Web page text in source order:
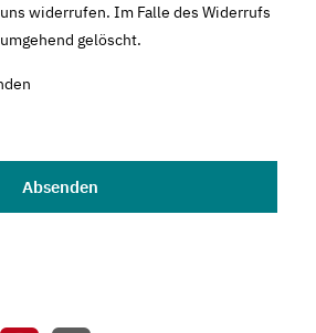
widerrufen. Im Falle des Widerrufs
gelöscht.